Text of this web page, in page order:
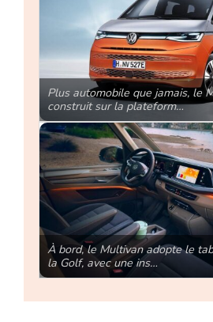
Plus automobile que jamais, le
construit sur la plateform…
À bord, le Multivan adopte le
la Golf, avec une ins…